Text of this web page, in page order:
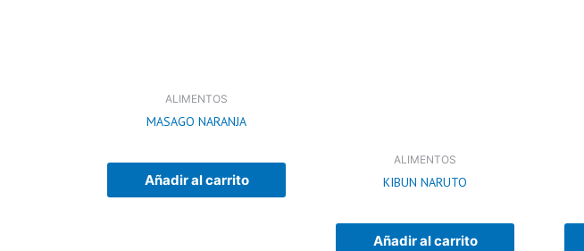
ALIMENTOS
MASAGO NARANJA
Añadir al carrito
ALIMENTOS
KIBUN NARUTO
Añadir al carrito